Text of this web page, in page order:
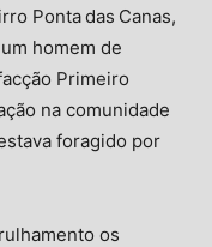
Ponta das Canas,
homem de
Primeiro
na comunidade
foragido por
os